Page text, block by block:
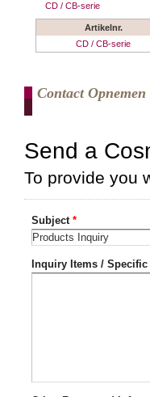
CD / CB-serie
Artikelnr.
CD / CB-serie
Contact